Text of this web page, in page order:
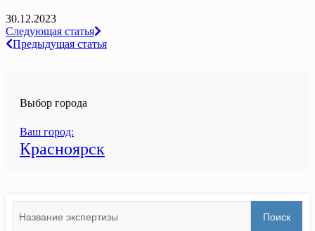
30.12.2023
Навигация
по
Следующая статья
Предыдущая статья
Выбор города
Ваш город:
Красноярск
for:
Поиск